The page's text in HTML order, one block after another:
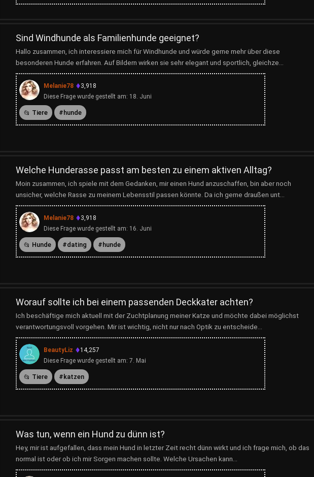
Sind Windhunde als Familienhunde geeignet?
Hallo zusammen, ich interessiere mich für Windhunde und würde gerne mehr über diese
besonderen Hunde erfahren. Auf Bildern wirken sie sehr elegant und sportlich, gleichze...
Melanie78
3,918
Diese Frage wurde gestellt am: 18. Juni
Tiere hunde
Welche Hunderasse passt am besten zu einem aktiven Alltag?
Moin zusammen, ich spiele mit dem Gedanken, mir einen Hund anzuschaffen, bin aber noch
unsicher, welche Rasse zu meinem Lebensstil passen könnte. Da ich gerne draußen unt...
Melanie78
3,918
Diese Frage wurde gestellt am: 16. Juni
Hunde dating hunde
Worauf sollte ich bei einem passenden Deckkater achten?
Ich beschäftige mich aktuell mit der Zuchtplanung meiner Katze und möchte dabei möglichst
verantwortungsvoll vorgehen. Mir ist wichtig, nicht nur nach Optik zu entscheide...
BeautyLiz
14,257
Diese Frage wurde gestellt am: 7. Mai
Tiere katzen
Was tun, wenn ein Hund zu dünn ist?
Hey, mir ist aufgefallen, dass mein Hund in letzter Zeit recht dünn wirkt und ich frage mich, ob das
normal ist oder ob ich mir Sorgen machen sollte. Welche Ursachen kann...